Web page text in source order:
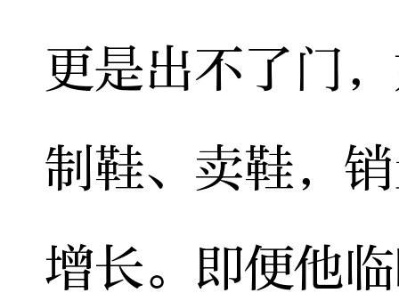
更是出不了门
制鞋、卖鞋，
增长。即便他